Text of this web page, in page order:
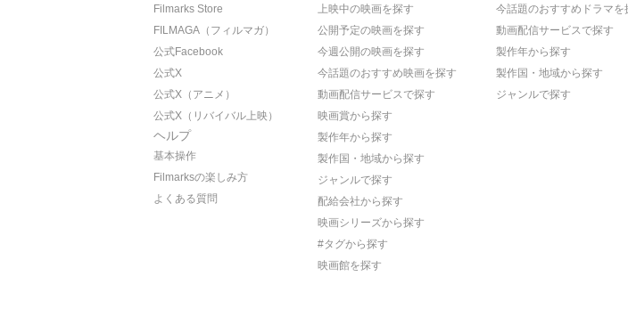
Filmarks Store
FILMAGA（フィルマガ）
公式Facebook
公式X
公式X（アニメ）
公式X（リバイバル上映）
ヘルプ
基本操作
Filmarksの楽しみ方
よくある質問
上映中の映画を探す
公開予定の映画を探す
今週公開の映画を探す
今話題のおすすめ映画を探す
動画配信サービスで探す
映画賞から探す
製作年から探す
製作国・地域から探す
ジャンルで探す
配給会社から探す
映画シリーズから探す
#タグから探す
映画館を探す
今話題のおすすめドラマを
動画配信サービスで探す
製作年から探す
製作国・地域から探す
ジャンルで探す